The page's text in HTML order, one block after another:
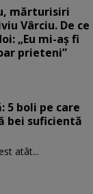
mărturisiri
Vârciu. De ce
„Eu mi-aș fi
prieteni”
5 boli pe care
bei suficientă
atât...